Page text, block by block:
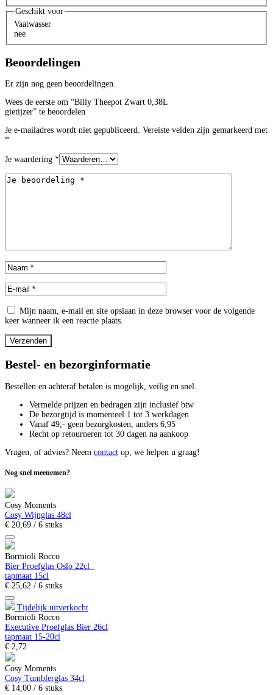
Geschikt voor
Vaatwasser
nee
Beoordelingen
Er zijn nog geen beoordelingen.
Wees de eerste om “Billy Theepot Zwart 0,38L
gietijzer” te beoordelen
Je e-mailadres wordt niet gepubliceerd. Vereiste velden zijn gemarkeerd met
*
Je waardering *
Mijn naam, e-mail en site opslaan in deze browser voor de volgende
keer wanneer ik een reactie plaats.
Bestel- en bezorginformatie
Bestellen en achteraf betalen is mogelijk, veilig en snel.
Vermelde prijzen en bedragen zijn inclusief btw
De bezorgtijd is momenteel 1 tot 3 werkdagen
Vanaf 49,- geen bezorgkosten, anders 6, 95
Recht op retourneren tot 30 dagen na aankoop
Vragen, of advies? Neem contact op, we helpen u graag!
Nog snel meenemen?
Cosy Moments
Cosy Wijnglas 48cl
€ 20,69 / 6 stuks
Bormioli Rocco
Bier Proefglas Oslo 22cl
tapmaat 15cl
€ 25,62 / 6 stuks
Tijdelijk uitverkocht
Bormioli Rocco
Executive Proefglas Bier 26cl
tapmaat 15-20cl
€ 2,72
Cosy Moments
Cosy Tumblerglas 34cl
€ 14,00 / 6 stuks